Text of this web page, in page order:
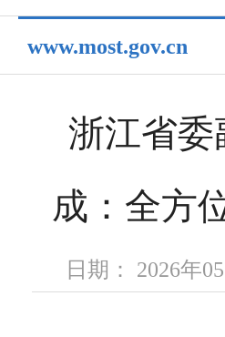
www.most.gov.cn
浙江省委
成：全方
日期： 2026年